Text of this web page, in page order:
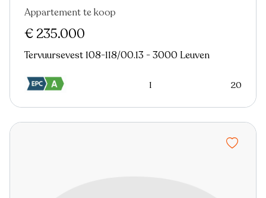
Appartement te koop
€ 235.000
Tervuursevest 108-118/00.13 - 3000 Leuven
1 20